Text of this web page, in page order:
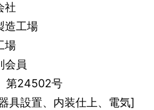
社
造工場
場
会員
第24502号
具設置、内装仕上、電気]